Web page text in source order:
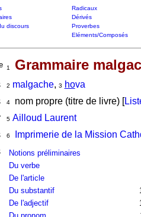
Radicaux
Dérivés
discours Proverbes
Eléments/Composés
1 Grammaire
2 malgache, 3 hova
4nom propre (titre de livre) [
5 Ailloud Laurent
6 Imprimerie de la Mission
Notions préliminaires
Du verbe
De l'article
Du substantif
De l'adjectif